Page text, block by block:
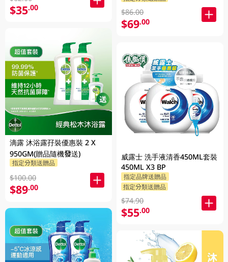
$35.00
滴露 沐浴露孖裝優惠裝 2 X
950GM(贈品隨機發送)
指定分類送贈品
$100.00
$89.00
$86.00
$69.00
威露士 洗手液清香450ML套裝
450ML X3 BP
指定品牌送贈品
指定分類送贈品
$74.90
$55.00